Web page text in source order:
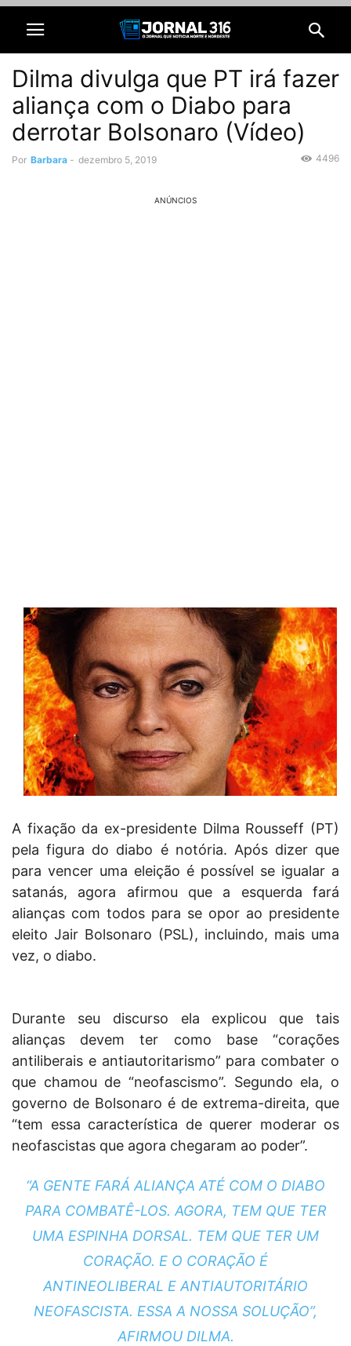
Dilma divulga que PT irá fazer
aliança com o Diabo para
derrotar Bolsonaro (Vídeo)
Por Barbara - dezembro 5, 2019 4496
ANÚNCIOS
A fixação da ex-presidente Dilma Rousseff (PT)
pela figura do diabo é notória. Após dizer que
para vencer uma eleição é possível se igualar a
satanás, agora afirmou que a esquerda fará
alianças com todos para se opor ao presidente
eleito Jair Bolsonaro (PSL), incluindo, mais uma
vez, o diabo.
Durante seu discurso ela explicou que tais
alianças devem ter como base “corações
antiliberais e antiautoritarismo” para combater o
que chamou de “neofascismo”. Segundo ela, o
governo de Bolsonaro é de extrema-direita, que
“tem essa característica de querer moderar os
neofascistas que agora chegaram ao poder”.
“A GENTE FARÁ ALIANÇA ATÉ COM O DIABO
PARA COMBATÊ-LOS. AGORA, TEM QUE TER
UMA ESPINHA DORSAL. TEM QUE TER UM
CORAÇÃO. E O CORAÇÃO É
ANTINEOLIBERAL E ANTIAUTORITÁRIO
NEOFASCISTA. ESSA A NOSSA SOLUÇÃO”,
AFIRMOU DILMA.